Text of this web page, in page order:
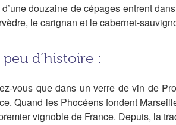
douzaine de cépages entrent
le carignan et le cabernet-
d’histoire :
vous que dans un verre de vin de
Quand les Phocéens fondent
vignoble de France. Depuis, la